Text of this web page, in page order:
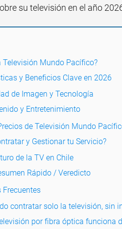
su televisión en el año
Televisión Mundo Pacífico?
y Beneficios Clave en 2026
de Imagen y Tecnología
y Entretenimiento
de Televisión Mundo
y Gestionar tu Servicio?
de la TV en Chile
Rápido / Veredicto
Frecuentes
contratar solo la televisión, sin
por fibra óptica funciona